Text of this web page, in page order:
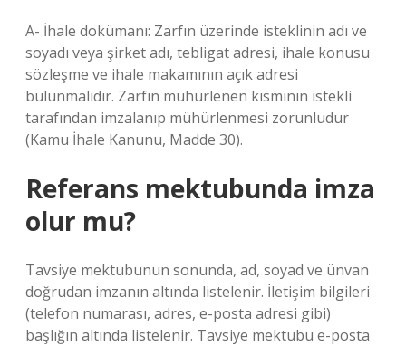
A- İhale dokümanı: Zarfın üzerinde isteklinin adı ve
soyadı veya şirket adı, tebligat adresi, ihale konusu
sözleşme ve ihale makamının açık adresi
bulunmalıdır. Zarfın mühürlenen kısmının istekli
tarafından imzalanıp mühürlenmesi zorunludur
(Kamu İhale Kanunu, Madde 30).
Referans mektubunda imza
olur mu?
Tavsiye mektubunun sonunda, ad, soyad ve ünvan
doğrudan imzanın altında listelenir. İletişim bilgileri
(telefon numarası, adres, e-posta adresi gibi)
başlığın altında listelenir. Tavsiye mektubu e-posta